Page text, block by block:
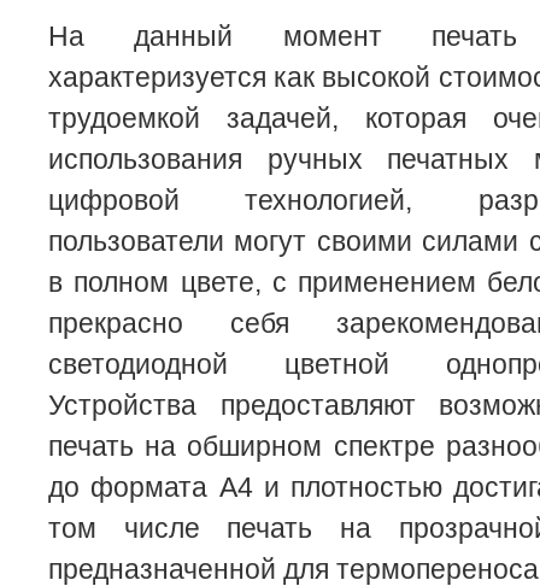
На данный момент
характеризуется как высокой
трудоемкой задачей, которая
использования ручных
цифровой технологией,
пользователи могут своими силами
в полном цвете, с применением
прекрасно себя
светодиодной цветной
Устройства предоставляют
печать на обширном спектре
до формата А4 и плотностью
том числе печать на
предназначенной для